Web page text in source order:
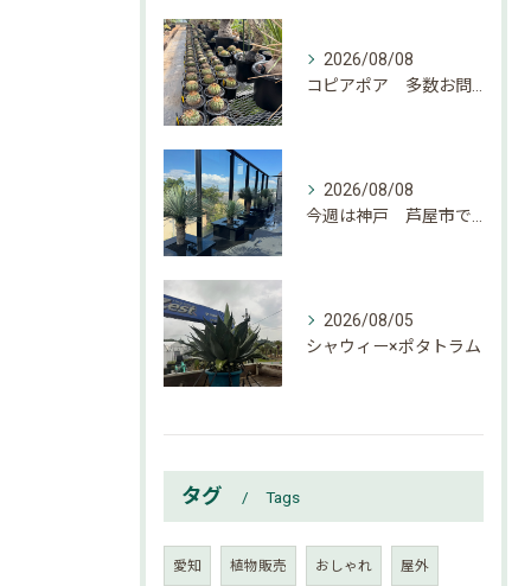
2026/08/08
コピアポア 多数お問い合わせ頂いております。
2026/08/08
今週は神戸 芦屋市でのご依頼でした。
2026/08/05
シャウィー×ポタトラム
タグ Tags
愛知 植物販売 おしゃれ 屋外